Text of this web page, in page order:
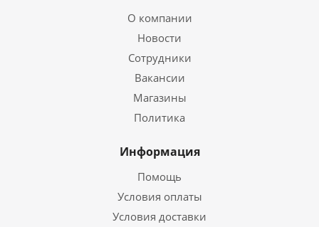
О компании
Новости
Сотрудники
Вакансии
Магазины
Политика
Информация
Помощь
Условия оплаты
Условия доставки